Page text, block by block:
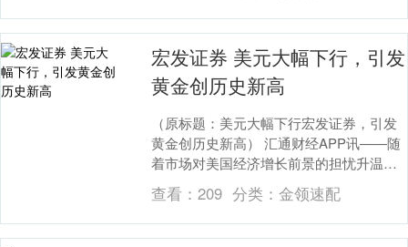
宏发证券 美元大幅下行，引发
黄金创历史新高
（原标题：美元大幅下行宏发证券，引发
黄金创历史新高） 汇通财经APP讯——随
着市场对美国经济增长前景的担忧升温，
美元在本周最后一个交易日遭遇全面抛
售，避险资金迅....
查看：209 分类： 金领速配